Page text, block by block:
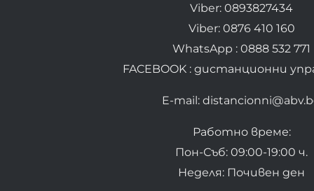
Viber: 0893827434
Viber: 0876 410 160
WhatsApp : 0888 532 771
FACEBOOK : дистанционни
E-mail:
Работно време:
Пон-Съб: 09:00-19:00 ч.
Неделя: Почивен ден